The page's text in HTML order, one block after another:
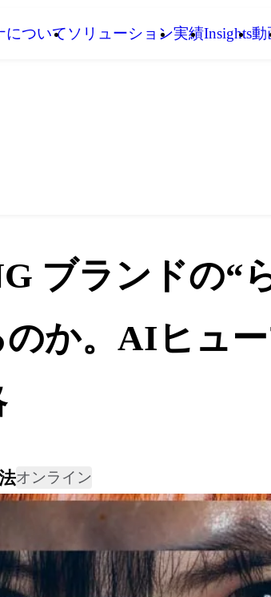
についてソリューション実績Insights動
ブランドの“
か。AIヒュ
オンライン